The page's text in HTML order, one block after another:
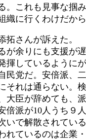
。これも見事な掴
織に行くわけだか
さんが訴えた。
余りにも支援が
揮しているように
党だ。安倍派、
それは通らない。
大臣が辞めても、
倍派が10人うち９
いで解散されてい
ているのは企業